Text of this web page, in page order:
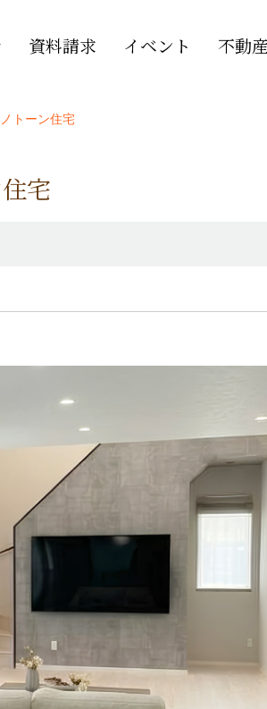
資料請求 イベント 不動
トーン住宅
宅